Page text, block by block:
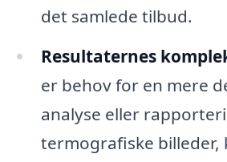
det samlede tilbud.
Resultaternes
er behov for en mere
analyse eller
termografiske billeder,